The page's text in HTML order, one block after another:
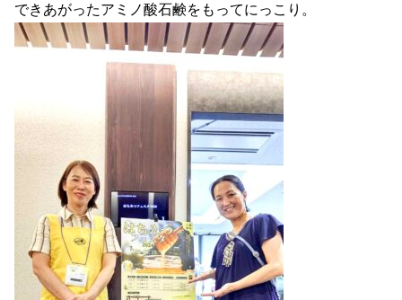
できあがったアミノ酸石鹸をもってにっこり。